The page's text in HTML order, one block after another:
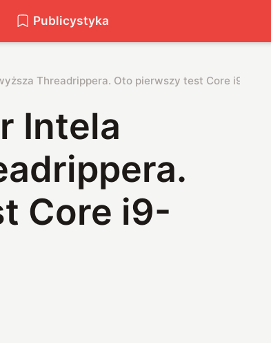
Publicystyka
Threadrippera. Oto pierwszy test Core i9-
Intela
Core i9-